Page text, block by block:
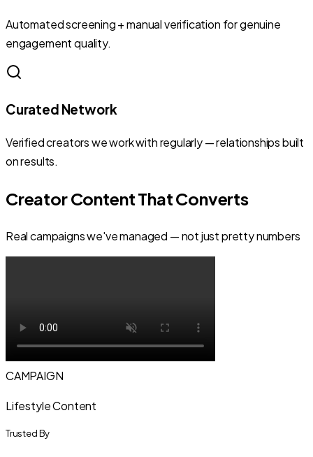
Automated screening + manual verification for genuine
engagement quality.
Curated Network
Verified creators we work with regularly — relationships built
on results.
Creator Content That Converts
Real campaigns we've managed — not just pretty numbers
CAMPAIGN
Lifestyle Content
Trusted By